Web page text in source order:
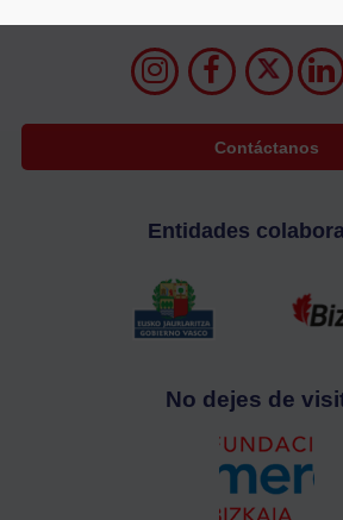
Contáctanos
Entidades
No dejes de